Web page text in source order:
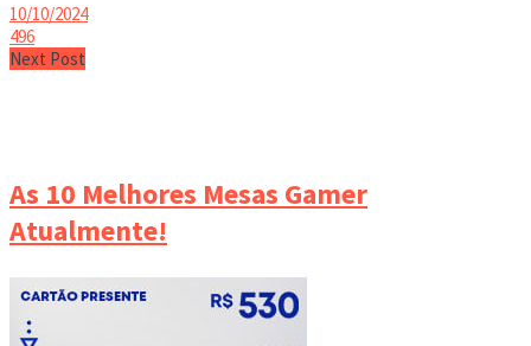
10/10/2024
496
Next Post
As 10 Melhores Mesas Gamer
Atualmente!